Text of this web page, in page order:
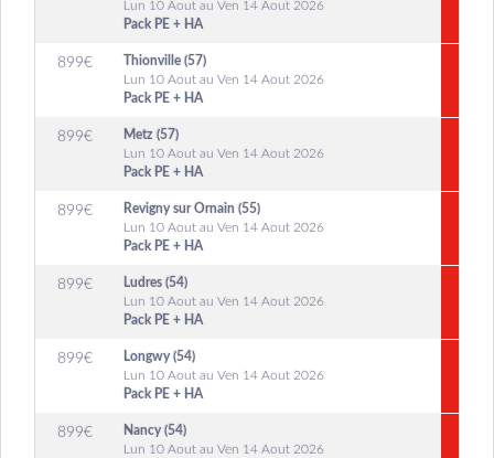
Lun 10 Aout au Ven 14 Aout 2026
Pack PE + HA
899€
Thionville (57)
Lun 10 Aout au Ven 14 Aout 2026
Pack PE + HA
899€
Metz (57)
Lun 10 Aout au Ven 14 Aout 2026
Pack PE + HA
899€
Revigny sur Ornain (55)
Lun 10 Aout au Ven 14 Aout 2026
Pack PE + HA
899€
Ludres (54)
Lun 10 Aout au Ven 14 Aout 2026
Pack PE + HA
899€
Longwy (54)
Lun 10 Aout au Ven 14 Aout 2026
Pack PE + HA
899€
Nancy (54)
Lun 10 Aout au Ven 14 Aout 2026